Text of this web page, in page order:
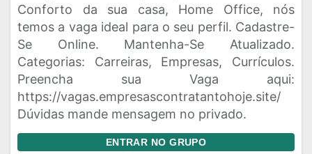
Conforto da sua casa, Home Office, nós
temos a vaga ideal para o seu perfil. Cadastre-
Se Online. Mantenha-Se Atualizado.
Categorias: Carreiras, Empresas, Currículos.
Preencha sua Vaga aqui:
https://vagas.empresascontratantohoje.site/
Dúvidas mande mensagem no privado.
ENTRAR NO GRUPO